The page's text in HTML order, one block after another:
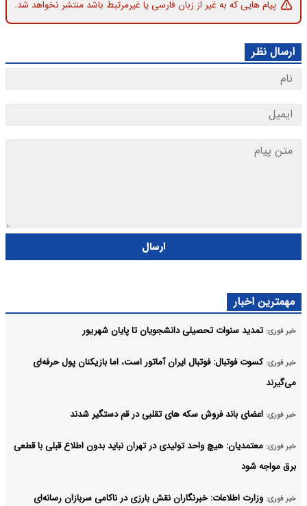
پیام هایی که به غیر از زبان فارسی یا غیرمرتبط باشد منتشر نخواهد شد.
ارسال نظر
ارسال
مهمترین اخبار
خبر فوری: تمدید سنوات تحصیلی دانشجویان تا پایان شهریور
خبر فوری: کسوت فوتبال: فوتبال ایران آماتور است، اما بازیکنان پول حرفه‌ای
می‌گیرند
خبر فوری: اعضای باند فروش سکه های تقلبی در قم دستگیر شدند
خبر فوری: معتمدیان: هیچ واحد تولیدی در تهران نباید بدون اطلاع قبلی با قطعی
برق مواجه شود
خبر فوری: وزارت اطلاعات: خبرنگاران نقش بارزی در ناکامی سربازان رسانه‌ای